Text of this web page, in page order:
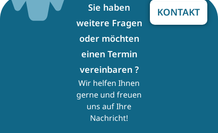
Sie haben
weitere Fragen
oder möchten
einen Termin
vereinbaren ?
Wir helfen Ihnen
gerne und freuen
uns auf Ihre
Nachricht!
KONTAKT